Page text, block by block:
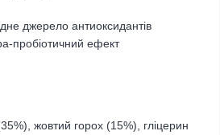
джерело антиоксидантів
пробіотичний ефект
жовтий горох (15%), гліцерин